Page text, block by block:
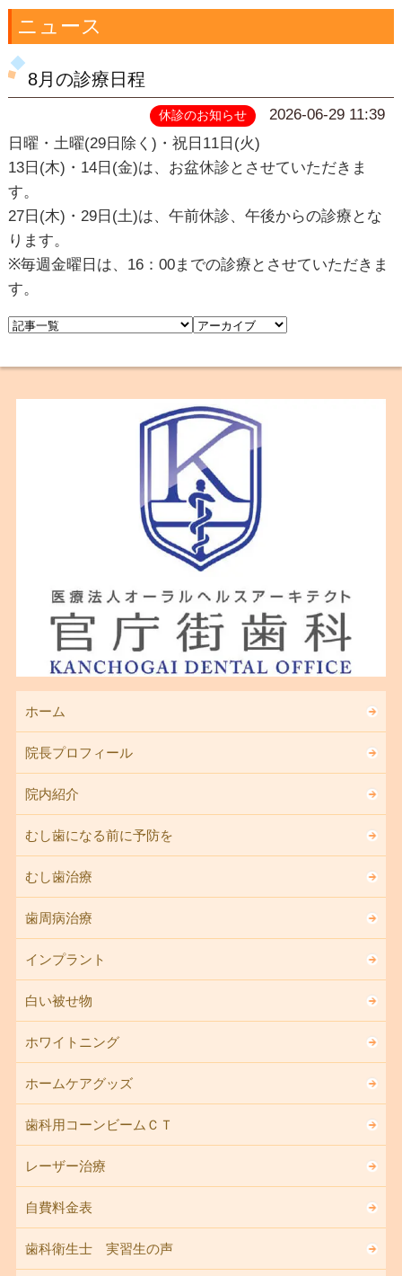
ニュース
8月の診療日程
休診のお知らせ
2026-06-29 11:39
日曜・土曜(29日除く)・祝日11日(火)
13日(木)・14日(金)は、お盆休診とさせていただきま
す。
27日(木)・29日(土)は、午前休診、午後からの診療とな
ります。
※毎週金曜日は、16：00までの診療とさせていただきま
す。
ホーム
院長プロフィール
院内紹介
むし歯になる前に予防を
むし歯治療
歯周病治療
インプラント
白い被せ物
ホワイトニング
ホームケアグッズ
歯科用コーンビームＣＴ
レーザー治療
自費料金表
歯科衛生士 実習生の声